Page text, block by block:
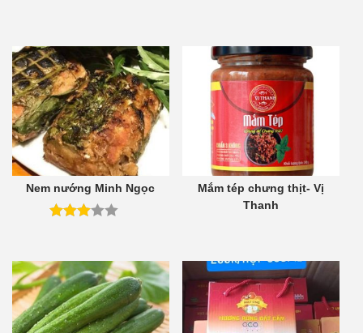
Nem nướng Minh Ngọc
Mắm tép chưng thịt- Vị
Thanh